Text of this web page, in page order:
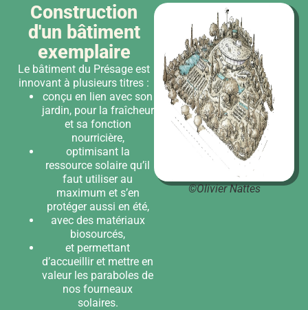
©Olivier Nattes
Construction
d'un bâtiment
exemplaire
Le bâtiment du Présage est
innovant à plusieurs titres :
conçu en lien avec son
jardin, pour la fraîcheur
et sa fonction
nourricière,
optimisant la
ressource solaire qu’il
faut utiliser au
maximum et s’en
protéger aussi en été,
avec des matériaux
biosourcés,
et permettant
d’accueillir et mettre en
valeur les paraboles de
nos fourneaux
solaires.